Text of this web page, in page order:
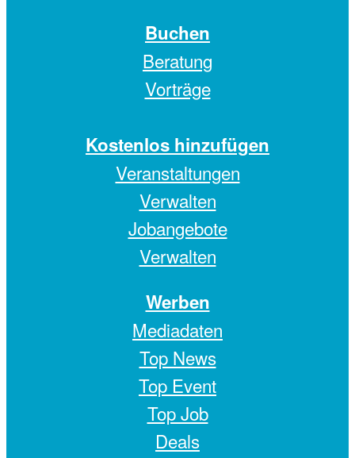
Buchen
Beratung
Vorträge
Kostenlos hinzufügen
Veranstaltungen
Verwalten
Jobangebote
Verwalten
Werben
Mediadaten
Top News
Top Event
Top Job
Deals